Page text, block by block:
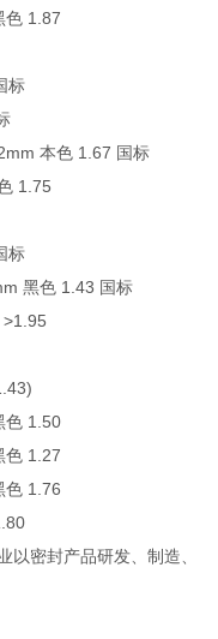
色 1.87
标
本色 1.67 国标
1.75
标
黑色 1.43 国标
色 1.50
色 1.27
色 1.76
以密封产品研发、制造、